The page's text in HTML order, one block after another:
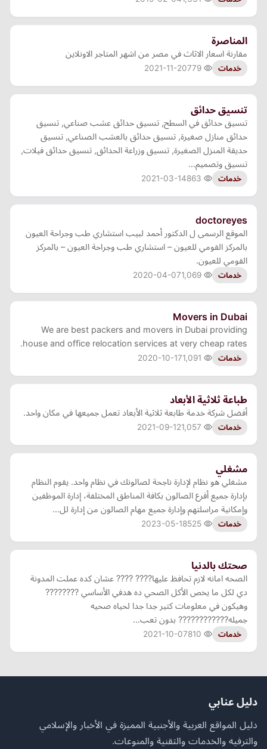
المناصرة
مقارنة اسعار الاثاث في مصر من اشهر المتاجر الاونلاين
خدمات 2021-11-20
تنسيق حدائق
تنسيق حدائق في السطح, تنسيق حدائق عشب صناعي, تنسيق
حدائق منازل صغيرة, تنسيق حدائق بالعشب الصناعي, تنسيق
حديقة المنزل الصغيرة, تنسيق وزراعة الحدائق, تنسيق حدائق فيلات,
تنسيق وتصميم…
خدمات 2021-03-14
doctoreyes
الموقع الرسمى ل الدكتور أحمد لبيب استشاري طب وجراحة العيون
بالمركز القومي للعيون – استشاري طب وجراحة العيون – بالمركز
القومي للعيون.
خدمات 2020-04-07
Movers in Dubai
We are best packers and movers in Dubai providing
house and office relocation services at very cheap rates.
خدمات 2020-10-17
طباعة ثلاثية الأبعاد
أفضل شركة خدمة طابعة ثلاثية الأبعاد تعمل جميعها في مكان واحد.
خدمات 2021-09-12
مشغلي
مشغلي هو نظام لإدارة ناجحة لصالونك في نظام واحد. يقوم النظام
بإدارة جميع أفرع الصالون بكافة المناطق المختلفة، إدارة الموظفين
وإمكانية مراسلتهم وإدارة جميع مهام الصالون من إدارة لل…
خدمات 2023-05-18
صحتك بالدنيا
الصحه امانه لازم تحافظ عليها???? ???? عشان كده عملت المدونة
دي لكل ما يخص الأكل الصحي ده هدفي الأساسي ????????
وهيكون في معلومات كتير جدا جدا لحياه صحيه
جميله???????????? بدون تعب…
خدمات 2021-10-07
دليل عنابي
دليل المواقع العربية والأجنبية المميزة في الأخبار والإسلامي
والترفيه والخدمات والتقنية والمنوعات.